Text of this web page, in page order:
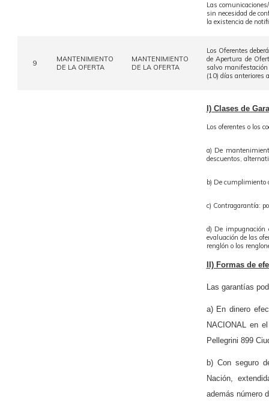
Las
sin necesidad de
la existencia de
9
MANTENIMIENTO
DE LA OFERTA
MANTENIMIENTO
DE LA OFERTA
Los Oferentes
de Apertura de
salvo
(10) días anteriores
I) Clases de
Los oferentes o los
a) De
descuentos,
b) De cumplimiento
c) Contragarantía:
d) De impugnación
evaluación de las
renglón o los
II) Formas de
Las garantías
a) En dinero
NACIONAL en
Pellegrini 899
b) Con seguro
Nación,
además número